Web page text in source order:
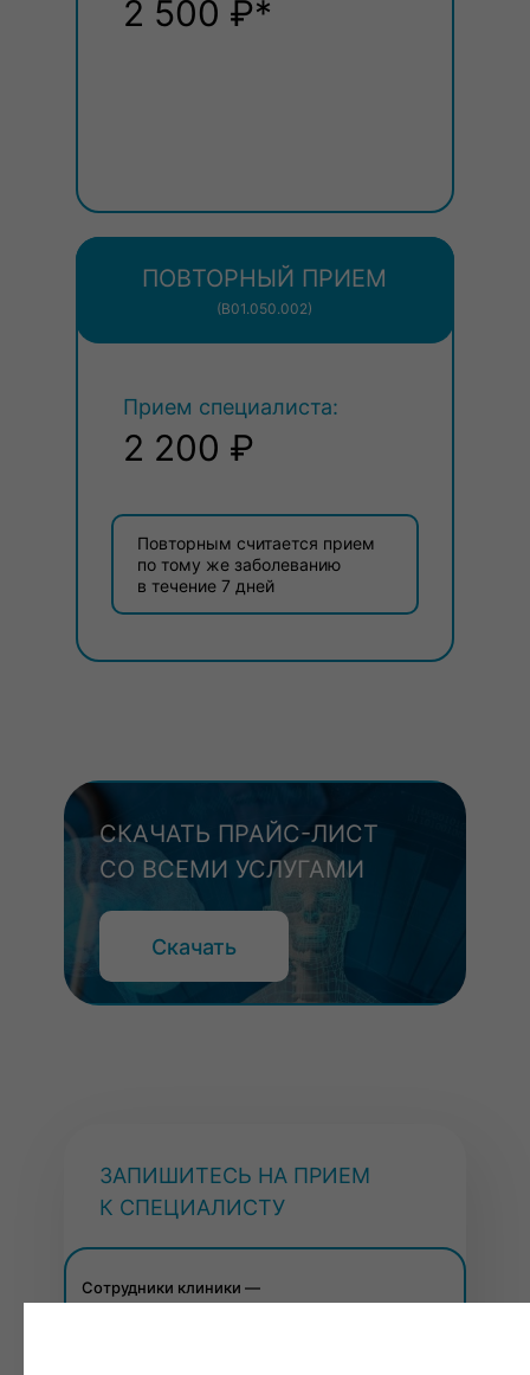
Повторным считается прием
по тому же заболеванию
в течение 7 дней
2 500 ₽*
2 200 ₽
Прием специалиста:
ПОВТОРНЫЙ ПРИЕМ
(В01.050.002)
СКАЧАТЬ ПРАЙС-ЛИСТ
СО ВСЕМИ УСЛУГАМИ
Скачать
ЗАПИШИТЕСЬ НА ПРИЕМ
К СПЕЦИАЛИСТУ
Сотрудники клиники —